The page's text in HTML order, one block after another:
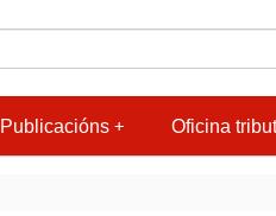
Publicacións Oficina